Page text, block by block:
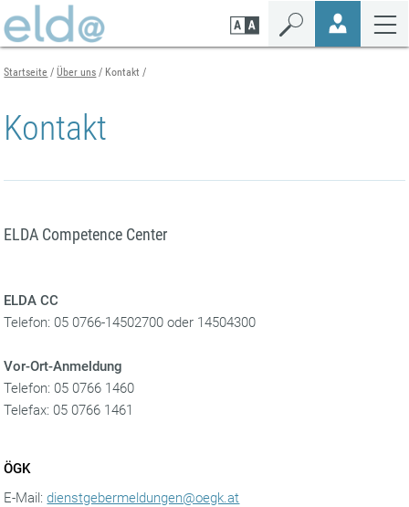
Seiteninhalt
springen
Navigation
springen
Mobilen
Navigation
springen
Startseite Über uns Kontakt
Kontakt
ELDA Competence Center
ELDA CC
Telefon: 05 0766-14502700 oder 14504300
Vor-Ort-Anmeldung
Telefon: 05 0766 1460
Telefax: 05 0766 1461
ÖGK
E-Mail:dienstgebermeldungen@oegk.at